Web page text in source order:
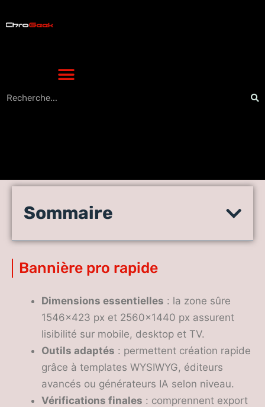
Créer une bannière YouTube:
débutants
Sommaire
Bannière pro rapide
Dimensions essentielles : la zone sûre
1546×423 px et 2560×1440 px assurent
lisibilité sur mobile, desktop et TV.
Outils adaptés : permettent création rapide
grâce à templates WYSIWYG, éditeurs
avancés ou générateurs IA selon niveau.
Vérifications finales : comprennent export